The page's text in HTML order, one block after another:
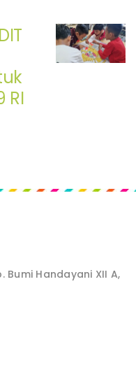
RI
Bumi Handayani XII A,